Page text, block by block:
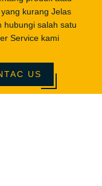
kurang Jelas
hubungi salah satu
Service kami
US